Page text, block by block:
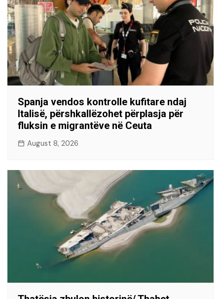
Spanja vendos kontrolle kufitare ndaj
Italisë, përshkallëzohet përplasja për
fluksin e migrantëve në Ceuta
August 8, 2026